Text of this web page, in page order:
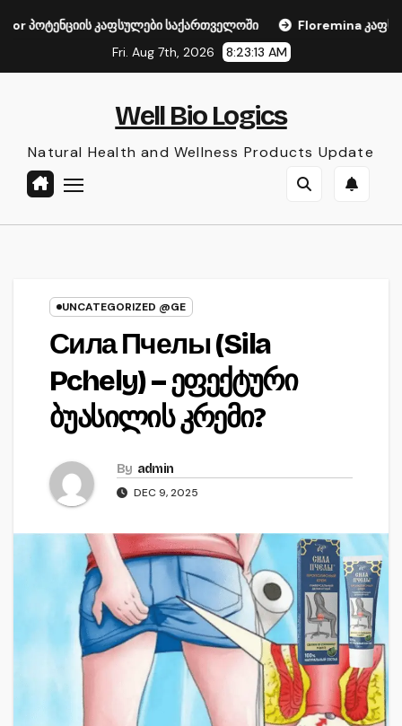
კაფსულები საქართველოში
Floremina კაფსულები
Fri. Aug 7th, 2026
8:23:14 AM
Well Bio Logics
Natural Health and Wellness Products Update
UNCATEGORIZED @GE
Сила Пчелы (Sila
Pchely) – ეფექტური
ბუასილის კრემი?
By admin
DEC 9, 2025